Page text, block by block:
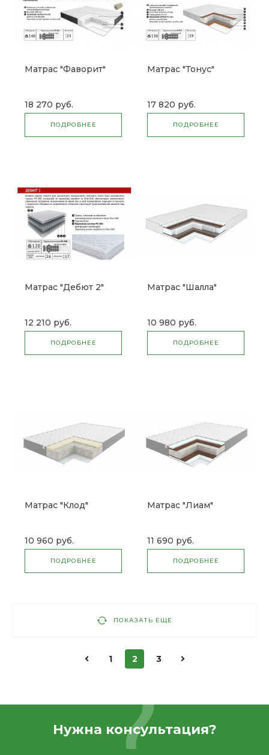
Матрас "Фаворит"
18 270 руб.
ПОДРОБНЕЕ
Матрас "Тонус"
17 820 руб.
ПОДРОБНЕЕ
Матрас "Дебют 2"
12 210 руб.
ПОДРОБНЕЕ
Матрас "Шалла"
10 980 руб.
ПОДРОБНЕЕ
Матрас "Клод"
10 960 руб.
ПОДРОБНЕЕ
Матрас "Лиам"
11 690 руб.
ПОДРОБНЕЕ
ПОКАЗАТЬ ЕЩЕ
1 2 3
Нужна консультация?